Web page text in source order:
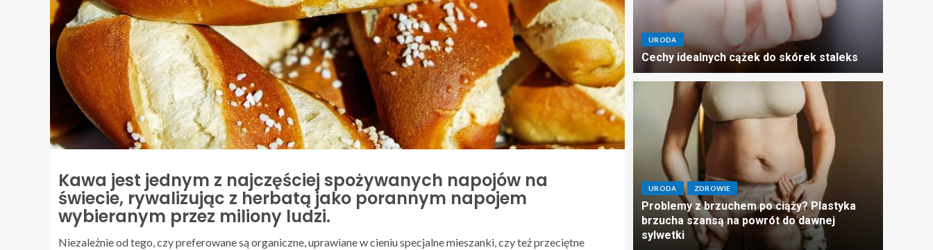
Kawa jest jednym z najczęściej spożywanych napojów na
świecie, rywalizując z herbatą jako porannym napojem
wybieranym przez miliony ludzi.
Niezależnie od tego, czy preferowane są organiczne, uprawiane w cieniu specjalne mieszanki, czy też przeciętne
URODA
Cechy idealnych cążek do skórek staleks
URODA ZDROWIE
Problemy z brzuchem po ciąży? Plastyka
brzucha szansą na powrót do dawnej
sylwetki